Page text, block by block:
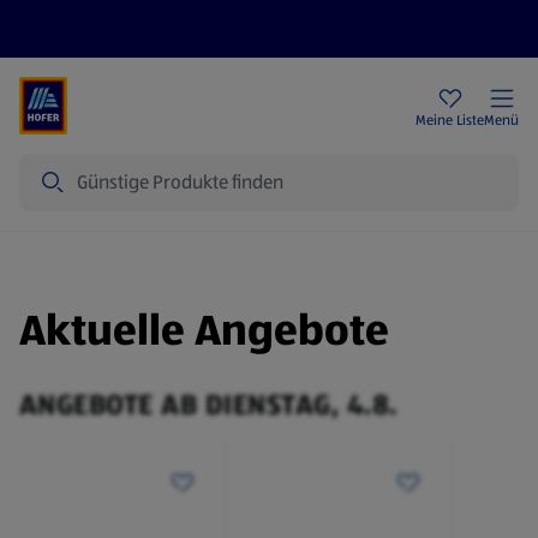
Meine ListeMenü
Aktuelle Angebote
ANGEBOTE AB DIENSTAG, 4.8.